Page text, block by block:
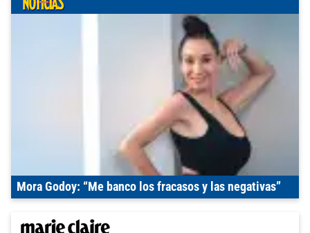
Mora Godoy: “Me banco los fracasos y las negativas”